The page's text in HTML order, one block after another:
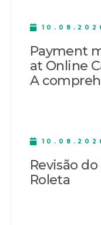
Payment
at Online
A
Revisão
Roleta